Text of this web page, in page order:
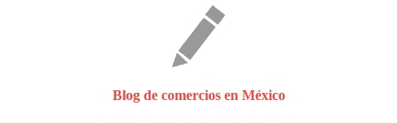
Blog de comercios en México